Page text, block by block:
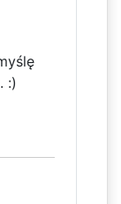
:)